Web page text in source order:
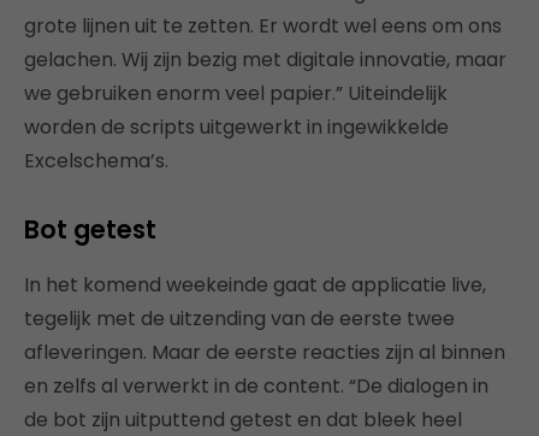
grote lijnen uit te zetten. Er wordt wel eens om ons
gelachen. Wij zijn bezig met digitale innovatie, maar
we gebruiken enorm veel papier.” Uiteindelijk
worden de scripts uitgewerkt in ingewikkelde
Excelschema’s.
Bot getest
In het komend weekeinde gaat de applicatie live,
tegelijk met de uitzending van de eerste twee
afleveringen. Maar de eerste reacties zijn al binnen
en zelfs al verwerkt in de content. “De dialogen in
de bot zijn uitputtend getest en dat bleek heel